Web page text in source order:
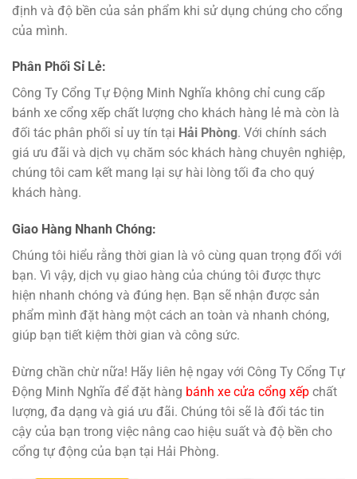
định và độ bền của sản phẩm khi sử dụng chúng cho cổng
của mình.
Phân Phối Sỉ Lẻ:
Công Ty Cổng Tự Động Minh Nghĩa không chỉ cung cấp
bánh xe cổng xếp chất lượng cho khách hàng lẻ mà còn là
đối tác phân phối sỉ uy tín tại Hải Phòng. Với chính sách
giá ưu đãi và dịch vụ chăm sóc khách hàng chuyên nghiệp,
chúng tôi cam kết mang lại sự hài lòng tối đa cho quý
khách hàng.
Giao Hàng Nhanh Chóng:
Chúng tôi hiểu rằng thời gian là vô cùng quan trọng đối với
bạn. Vì vậy, dịch vụ giao hàng của chúng tôi được thực
hiện nhanh chóng và đúng hẹn. Bạn sẽ nhận được sản
phẩm mình đặt hàng một cách an toàn và nhanh chóng,
giúp bạn tiết kiệm thời gian và công sức.
Đừng chần chừ nữa! Hãy liên hệ ngay với Công Ty Cổng Tự
Động Minh Nghĩa để đặt hàng bánh xe cửa cổng xếp chất
lượng, đa dạng và giá ưu đãi. Chúng tôi sẽ là đối tác tin
cậy của bạn trong việc nâng cao hiệu suất và độ bền cho
cổng tự động của bạn tại Hải Phòng.